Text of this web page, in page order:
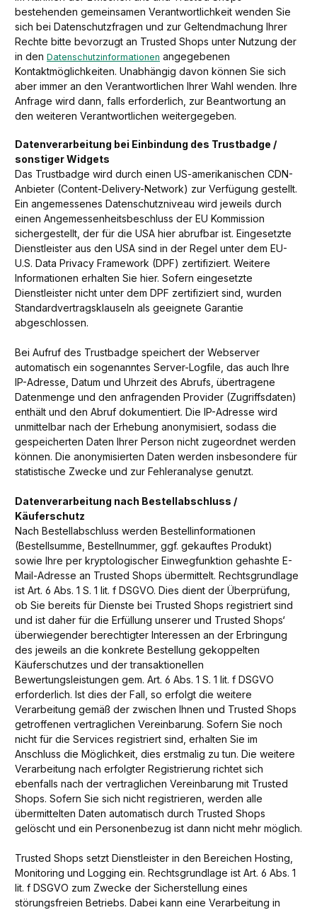
bestehenden gemeinsamen Verantwortlichkeit wenden Sie
sich bei Datenschutzfragen und zur Geltendmachung Ihrer
Rechte bitte bevorzugt an Trusted Shops unter Nutzung der
in den Datenschutzinformationen angegebenen
Kontaktmöglichkeiten. Unabhängig davon können Sie sich
aber immer an den Verantwortlichen Ihrer Wahl wenden. Ihre
Anfrage wird dann, falls erforderlich, zur Beantwortung an
den weiteren Verantwortlichen weitergegeben.
Datenverarbeitung bei Einbindung des Trustbadge /
sonstiger Widgets
Das Trustbadge wird durch einen US-amerikanischen CDN-
Anbieter (Content-Delivery-Network) zur Verfügung gestellt.
Ein angemessenes Datenschutzniveau wird jeweils durch
einen Angemessenheitsbeschluss der EU Kommission
sichergestellt, der für die USA hier abrufbar ist. Eingesetzte
Dienstleister aus den USA sind in der Regel unter dem EU-
U.S. Data Privacy Framework (DPF) zertifiziert. Weitere
Informationen erhalten Sie hier. Sofern eingesetzte
Dienstleister nicht unter dem DPF zertifiziert sind, wurden
Standardvertragsklauseln als geeignete Garantie
abgeschlossen.
Bei Aufruf des Trustbadge speichert der Webserver
automatisch ein sogenanntes Server-Logfile, das auch Ihre
IP-Adresse, Datum und Uhrzeit des Abrufs, übertragene
Datenmenge und den anfragenden Provider (Zugriffsdaten)
enthält und den Abruf dokumentiert. Die IP-Adresse wird
unmittelbar nach der Erhebung anonymisiert, sodass die
gespeicherten Daten Ihrer Person nicht zugeordnet werden
können. Die anonymisierten Daten werden insbesondere für
statistische Zwecke und zur Fehleranalyse genutzt.
Datenverarbeitung nach Bestellabschluss /
Käuferschutz
Nach Bestellabschluss werden Bestellinformationen
(Bestellsumme, Bestellnummer, ggf. gekauftes Produkt)
sowie Ihre per kryptologischer Einwegfunktion gehashte E-
Mail-Adresse an Trusted Shops übermittelt. Rechtsgrundlage
ist Art. 6 Abs. 1 S. 1 lit. f DSGVO. Dies dient der Überprüfung,
ob Sie bereits für Dienste bei Trusted Shops registriert sind
und ist daher für die Erfüllung unserer und Trusted Shops‘
überwiegender berechtigter Interessen an der Erbringung
des jeweils an die konkrete Bestellung gekoppelten
Käuferschutzes und der transaktionellen
Bewertungsleistungen gem. Art. 6 Abs. 1 S. 1 lit. f DSGVO
erforderlich. Ist dies der Fall, so erfolgt die weitere
Verarbeitung gemäß der zwischen Ihnen und Trusted Shops
getroffenen vertraglichen Vereinbarung. Sofern Sie noch
nicht für die Services registriert sind, erhalten Sie im
Anschluss die Möglichkeit, dies erstmalig zu tun. Die weitere
Verarbeitung nach erfolgter Registrierung richtet sich
ebenfalls nach der vertraglichen Vereinbarung mit Trusted
Shops. Sofern Sie sich nicht registrieren, werden alle
übermittelten Daten automatisch durch Trusted Shops
gelöscht und ein Personenbezug ist dann nicht mehr möglich.
Trusted Shops setzt Dienstleister in den Bereichen Hosting,
Monitoring und Logging ein. Rechtsgrundlage ist Art. 6 Abs. 1
lit. f DSGVO zum Zwecke der Sicherstellung eines
störungsfreien Betriebs. Dabei kann eine Verarbeitung in